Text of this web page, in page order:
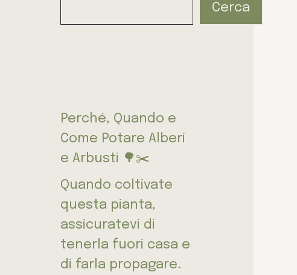
Cerca
Perché, Quando e
Come Potare Alberi
e Arbusti 🌳✂️
Quando coltivate
questa pianta,
assicuratevi di
tenerla fuori casa e
di farla propagare.